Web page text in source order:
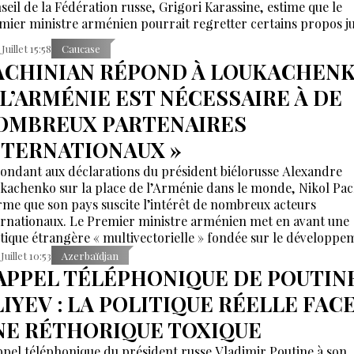
de la Fédération russe, Grigori Karassine, estime que le
ministre arménien pourrait regretter certains propos
émotionnels, appelant à les considérer avec calme.
15:58 Caucase
RÉPOND À
EST NÉCESSAIRE À DE
PARTENAIRES
»
aux déclarations du président biélorusse Alexandre
sur la place de l’Arménie dans le monde, Nikol
que son pays suscite l’intérêt de nombreux acteurs
Le Premier ministre arménien met en avant une
étrangère « multivectorielle » fondée sur le
avec différentes puissances régionales et
10:53 Azerbaïdjan
TÉLÉPHONIQUE DE
: LA POLITIQUE RÉELLE
RÉTHORIQUE TOXIQUE